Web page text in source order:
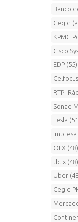
Banco
Cegid
KPMG
Cisco
EDP (55)
RTP-
Sonae
Tesla
Impresa
OLX (48)
tb.lx (48)
Uber
Cegid